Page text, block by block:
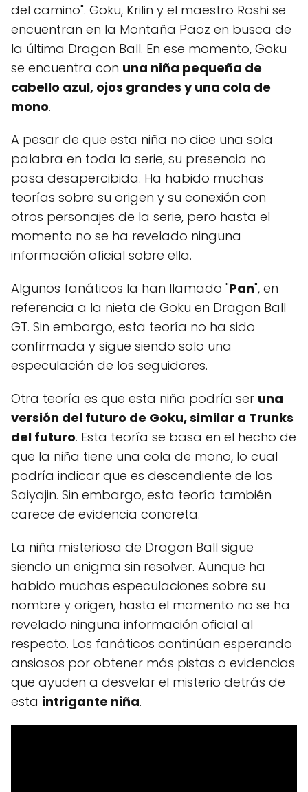
del camino". Goku, Krilin y el maestro Roshi se
encuentran en la Montaña Paoz en busca de
la última Dragon Ball. En ese momento, Goku
se encuentra con una niña pequeña de
cabello azul, ojos grandes y una cola de
mono.
A pesar de que esta niña no dice una sola
palabra en toda la serie, su presencia no
pasa desapercibida. Ha habido muchas
teorías sobre su origen y su conexión con
otros personajes de la serie, pero hasta el
momento no se ha revelado ninguna
información oficial sobre ella.
Algunos fanáticos la han llamado "Pan", en
referencia a la nieta de Goku en Dragon Ball
GT. Sin embargo, esta teoría no ha sido
confirmada y sigue siendo solo una
especulación de los seguidores.
Otra teoría es que esta niña podría ser una
versión del futuro de Goku, similar a Trunks
del futuro. Esta teoría se basa en el hecho de
que la niña tiene una cola de mono, lo cual
podría indicar que es descendiente de los
Saiyajin. Sin embargo, esta teoría también
carece de evidencia concreta.
La niña misteriosa de Dragon Ball sigue
siendo un enigma sin resolver. Aunque ha
habido muchas especulaciones sobre su
nombre y origen, hasta el momento no se ha
revelado ninguna información oficial al
respecto. Los fanáticos continúan esperando
ansiosos por obtener más pistas o evidencias
que ayuden a desvelar el misterio detrás de
esta intrigante niña.